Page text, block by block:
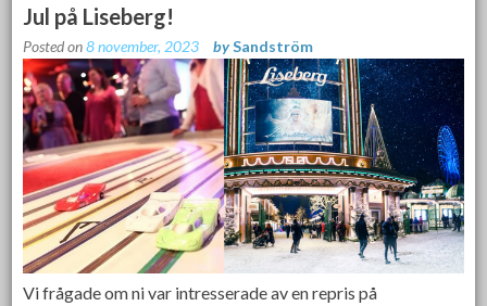
Jul på Liseberg!
Posted on8 november, 2023 bySandström
Vi frågade om ni var intresserade av en repris på